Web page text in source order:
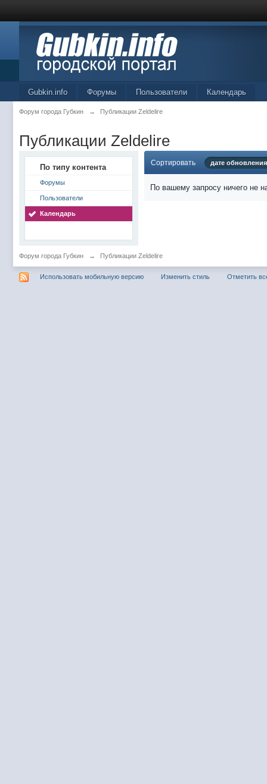
Gubkin.info Форумы Пользователи Календарь
Форум города Губкин → Публикации Zeldelire
Публикации Zeldelire
По типу контента
Форумы
Пользователи
Календарь
Сортировать дате обновления
По вашему запросу ничего не
Форум города Губкин → Публикации Zeldelire
Использовать мобильную версию Изменить стиль Отметить